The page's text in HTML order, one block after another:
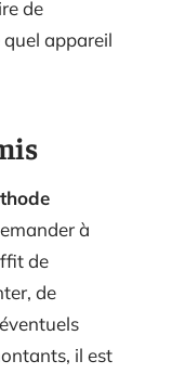
de
quel appareil
à
de
de
il est